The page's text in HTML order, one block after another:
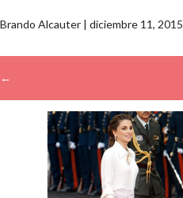
Brando Alcauter | diciembre 11, 2015
←